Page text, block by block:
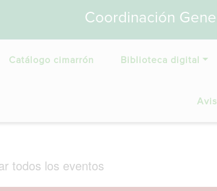
Coordinación
Catálogo cimarrón Biblioteca digital
todos los eventos